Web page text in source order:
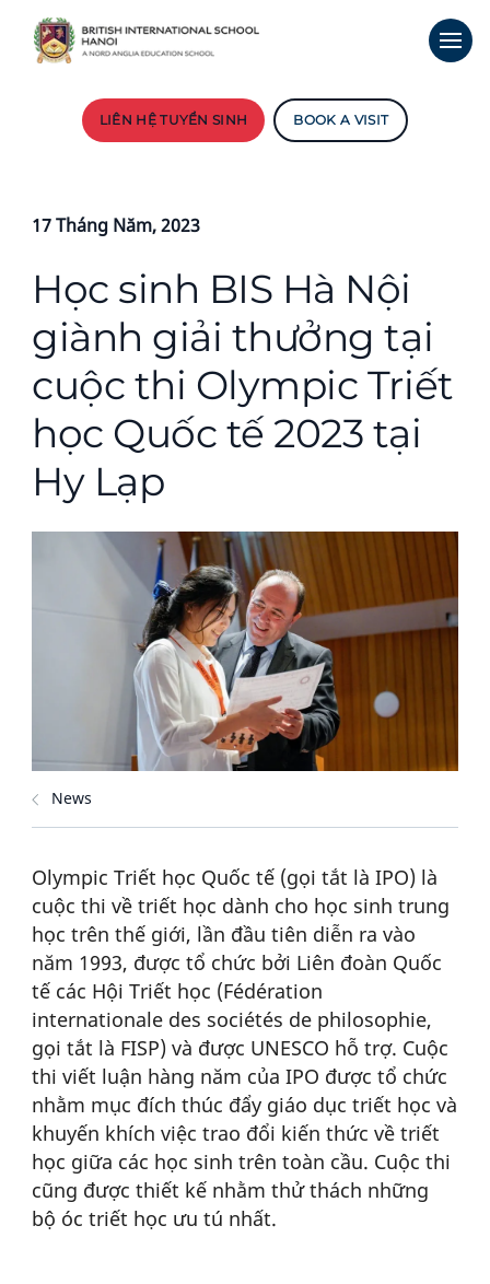
LIÊN HỆ TUYỂN SINH BOOK A VISIT
17 Tháng Năm, 2023
Học sinh BIS Hà Nội
giành giải thưởng tại
cuộc thi Olympic Triết
học Quốc tế 2023 tại
Hy Lạp
News
Olympic Triết học Quốc tế (gọi tắt là IPO) là
cuộc thi về triết học dành cho học sinh trung
học trên thế giới, lần đầu tiên diễn ra vào
năm 1993, được tổ chức bởi Liên đoàn Quốc
tế các Hội Triết học (Fédération
internationale des sociétés de philosophie,
gọi tắt là FISP) và được UNESCO hỗ trợ. Cuộc
thi viết luận hàng năm của IPO được tổ chức
nhằm mục đích thúc đẩy giáo dục triết học và
khuyến khích việc trao đổi kiến thức về triết
học giữa các học sinh trên toàn cầu. Cuộc thi
cũng được thiết kế nhằm thử thách những
bộ óc triết học ưu tú nhất.